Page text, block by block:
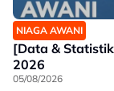
NIAGA AWANI
[Data &
2026
05/08/2026